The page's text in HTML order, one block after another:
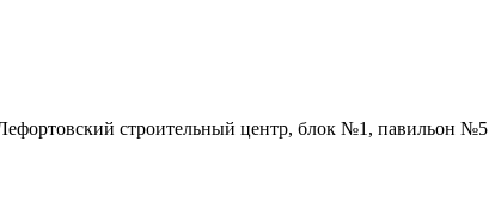
строительный центр, блок №1, павильон №5